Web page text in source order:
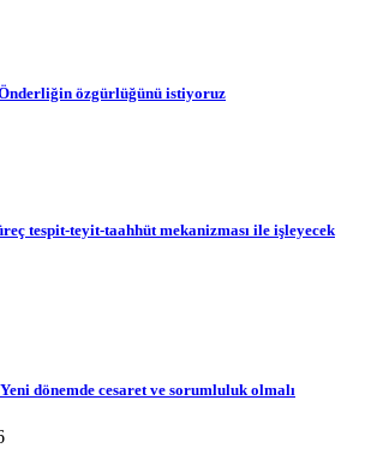
özgürlüğünü istiyoruz
tespit-teyit-taahhüt mekanizması ile işleyecek
dönemde cesaret ve sorumluluk olmalı